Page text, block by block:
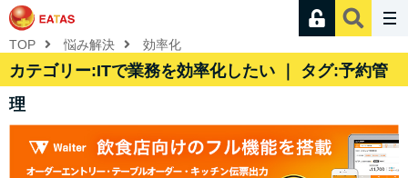
TOP 悩み解決 効率化
カテゴリー:ITで業務を効率化したい ｜ タグ:予約管
理